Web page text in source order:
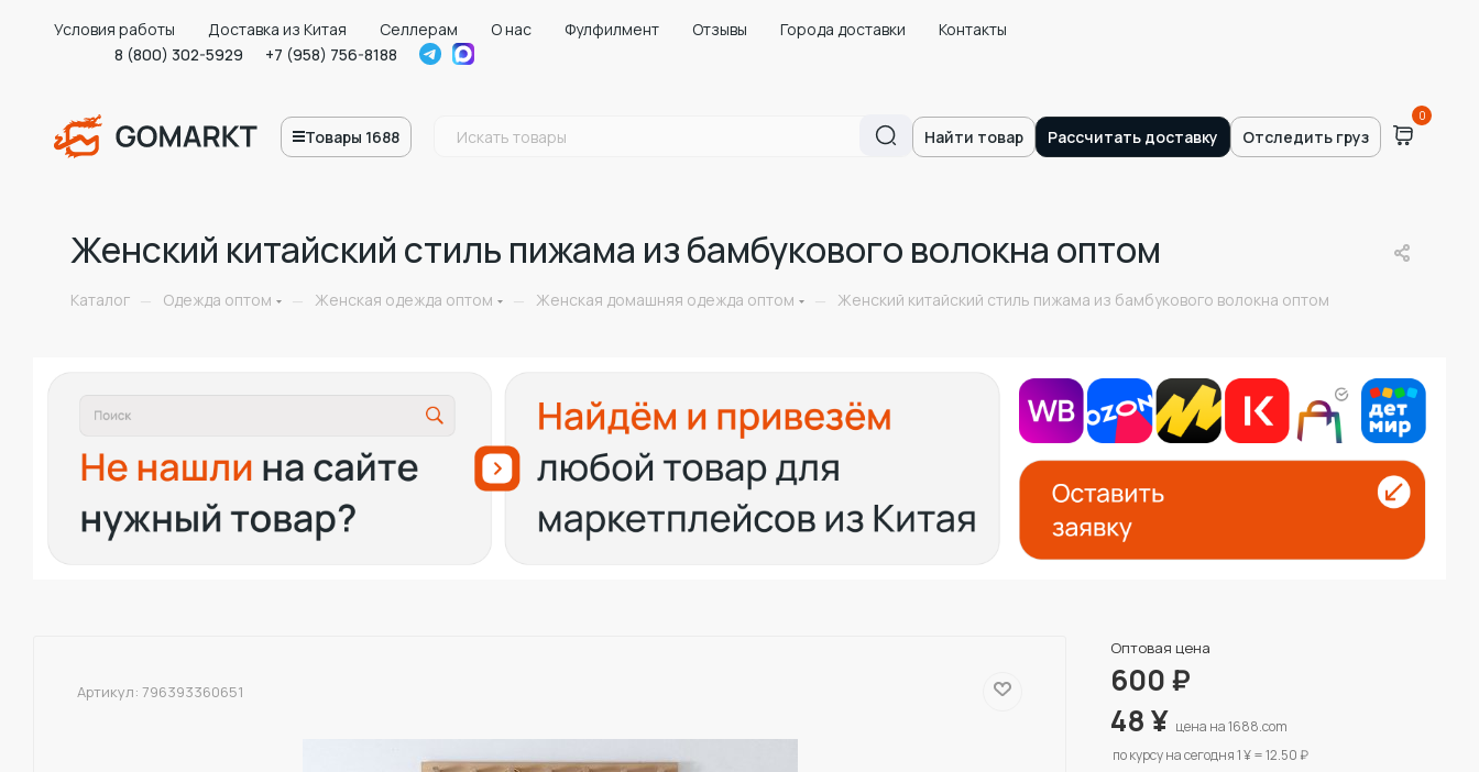
Условия работы Доставка из Китая Селлерам О нас Фулфилмент Отзывы Города доставки
Контакты
8 (800) 302-5929
+7 (958) 756-8188
Товары 1688 Найти товар Рассчитать доставку Отследить груз
0
Женский китайский стиль пижама из бамбукового волокна оптом
Каталог — Одежда оптом — Женская одежда оптом — Женская домашняя одежда оптом — Женский китайский стиль пижама из бамбукового волокна оптом
Артикул: 796393360651
Оптовая цена
600₽
48¥ цена на 1688.com
по курсу на сегодня 1 ¥ = 12.50 ₽